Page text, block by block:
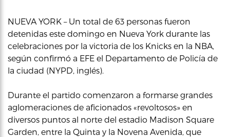
NUEVA YORK – Un total de 63 personas fueron
detenidas este domingo en Nueva York durante las
celebraciones por la victoria de los Knicks en la NBA,
según confirmó a EFE el Departamento de Policía de
la ciudad (NYPD, inglés).
Durante el partido comenzaron a formarse grandes
aglomeraciones de aficionados «revoltosos» en
diversos puntos al norte del estadio Madison Square
Garden, entre la Quinta y la Novena Avenida, que